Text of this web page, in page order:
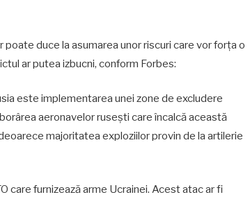
duce la asumarea unor riscuri care vor forța o
ar putea izbucni, conform Forbes:
este implementarea unei zone de excludere
aeronavelor rusești care încalcă această
majoritatea exploziilor provin de la artilerie
care furnizează arme Ucrainei. Acest atac ar fi